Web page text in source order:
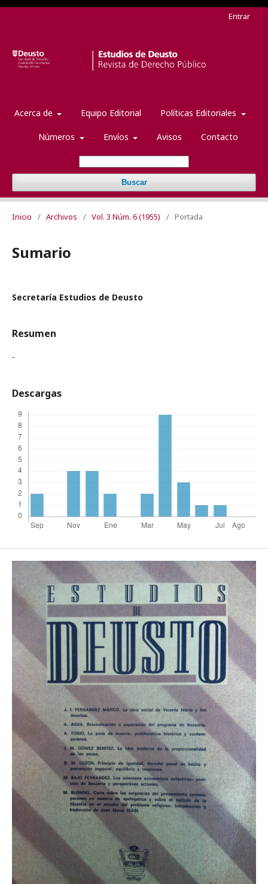
Acerca de Equipo Editorial Políticas Editoriales
Números Envíos Avisos Contacto
Buscar
Entrar
Inicio / Archivos / Vol. 3 Núm. 6 (1955) / Portada
Sumario
Secretaría Estudios de Deusto
Resumen
-
Descargas